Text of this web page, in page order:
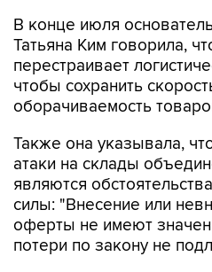
В конце июля
Татьяна Ким говорила,
перестраивает
чтобы сохранить
оборачиваемость
Также она указывала,
атаки на склады
являются
силы: "Внесение или
оферты не имеют
потери по закону не